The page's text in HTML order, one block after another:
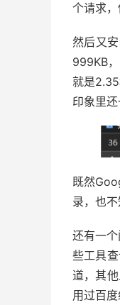
个请求，
然后又
999KB
就是
印象里
既然
录，也
还有一
些工具
道，其
用过百